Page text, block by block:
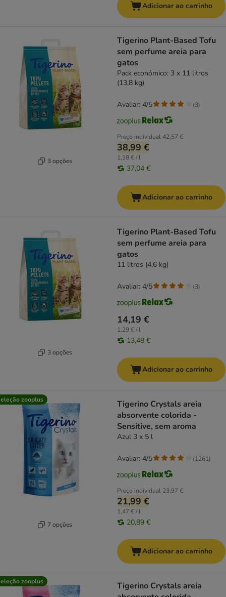
Adicionar ao carrinho
3 opções
Tigerino Plant-Based Tofu
sem perfume areia para
gatos
Pack económico: 3 x 11 litros
(13,8 kg)
Preço individual42,57 €
38,99 €
1,18 € / l
37,04 €
Avaliar: 4/5 (3)
Adicionar ao carrinho
3 opções
Tigerino Plant-Based Tofu
sem perfume areia para
gatos
11 litros (4,6 kg)
14,19 €
1,29 € / l
13,48 €
Avaliar: 4/5 (3)
Adicionar ao carrinho
zooplus
7 opções
Tigerino Crystals areia
absorvente colorida -
Sensitive, sem aroma
Azul 3 x 5 l
Preço individual 23,97 €
21,99 €
1,47 € / l
20,89 €
Avaliar: 4/5 (1261)
Adicionar ao carrinho
zooplus
Tigerino Crystals areia